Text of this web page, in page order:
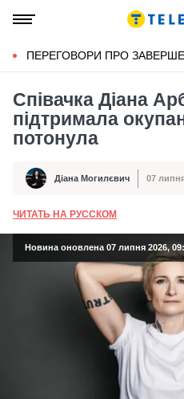
ПЕРЕГОВОРИ ПРО
Співачка Діана
підтримала
потонула
Автор Діана Могилєвич
Дата публікації 07
ЧИТАТЬ НА РУССКОМ
Новина оновлена 07 липня 2026,